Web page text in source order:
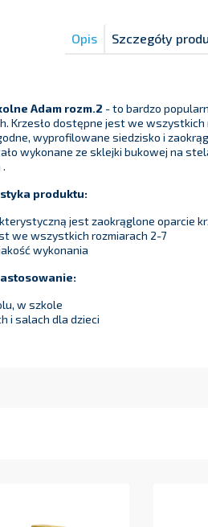
Opis Szczegóły
Adam rozm.2 - to bardzo
Krzesło dostępne jest we wszystkich
wyprofilowane siedzisko i
wykonane ze sklejki bukowej na
produktu:
jest zaokrąglone oparcie
we wszystkich rozmiarach 2-7
wykonania
w szkole
i salach dla dzieci